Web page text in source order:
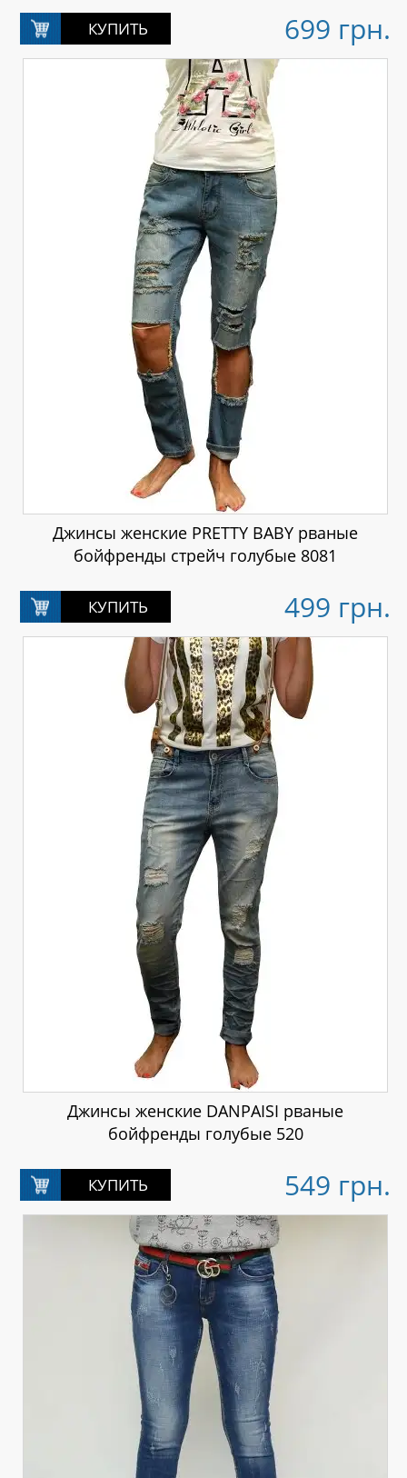
699 грн.
Джинсы женские PRETTY BABY рваные
бойфренды стрейч голубые 8081
499 грн.
Джинсы женские DANPAISI рваные
бойфренды голубые 520
549 грн.